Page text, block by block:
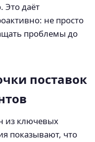
Это даёт
не просто
проблемы до
поставок
из ключевых
показывают, что